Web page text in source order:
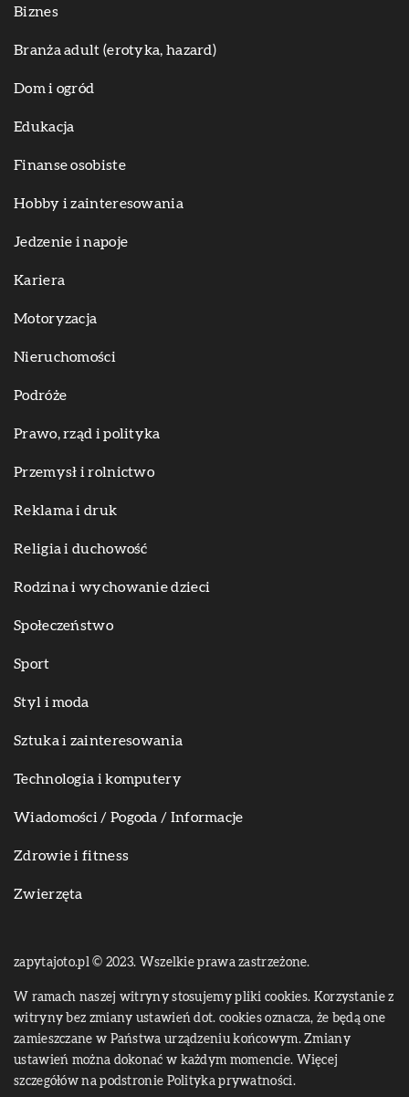
Biznes
Branża adult (erotyka, hazard)
Dom i ogród
Edukacja
Finanse osobiste
Hobby i zainteresowania
Jedzenie i napoje
Kariera
Motoryzacja
Nieruchomości
Podróże
Prawo, rząd i polityka
Przemysł i rolnictwo
Reklama i druk
Religia i duchowość
Rodzina i wychowanie dzieci
Społeczeństwo
Sport
Styl i moda
Sztuka i zainteresowania
Technologia i komputery
Wiadomości / Pogoda / Informacje
Zdrowie i fitness
Zwierzęta
zapytajoto.pl © 2023. Wszelkie prawa zastrzeżone.
W ramach naszej witryny stosujemy pliki cookies. Korzystanie z
witryny bez zmiany ustawień dot. cookies oznacza, że będą one
zamieszczane w Państwa urządzeniu końcowym. Zmiany
ustawień można dokonać w każdym momencie. Więcej
szczegółów na podstronie Polityka prywatności.